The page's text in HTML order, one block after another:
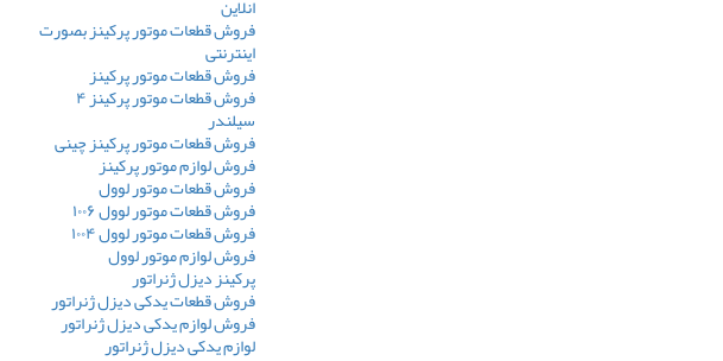
انلاین
فروش قطعات موتور پرکینز بصورت
اینترنتی
فروش قطعات موتور پرکینز
فروش قطعات موتور پرکینز ۴
سیلندر
فروش قطعات موتور پرکینز چینی
فروش لوازم موتور پرکینز
فروش قطعات موتور لوول
فروش قطعات موتور لوول ۱۰۰۶
فروش قطعات موتور لوول ۱۰۰۴
فروش لوازم موتور لوول
پرکینز دیزل ژنراتور
فروش قطعات یدکی دیزل ژنراتور
فروش لوازم یدکی دیزل ژنراتور
لوازم یدکی دیزل ژنراتور